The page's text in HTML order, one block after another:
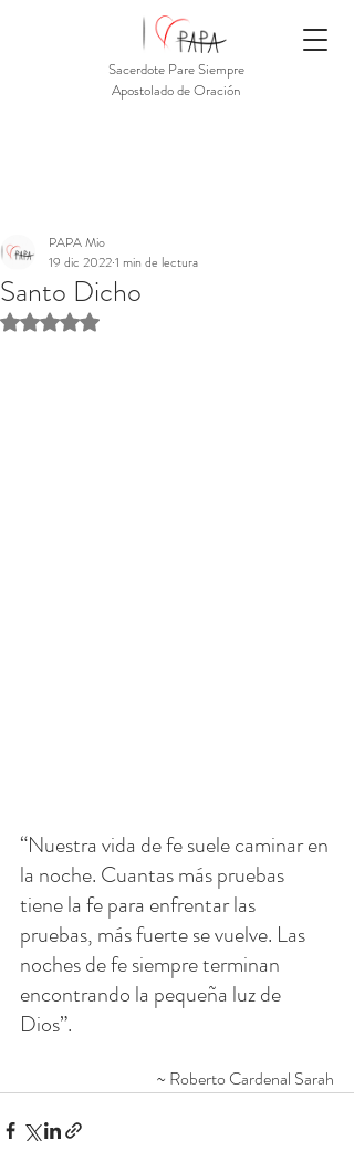
Sacerdote Pare Siempre
Apostolado de Oración
Santo Dicho
PAPA Mio
19 dic 20221 min de lectura
Obtuvo NaN de 5 estrellas.
“Nuestra vida de fe suele caminar en
la noche. Cuantas más pruebas
tiene la fe para enfrentar las
pruebas, más fuerte se vuelve. Las
noches de fe siempre terminan
encontrando la pequeña luz de
Dios”.
~ Roberto Cardenal Sarah